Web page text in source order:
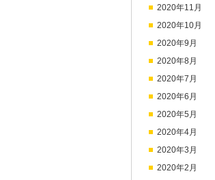
2020年11月
2020年10月
2020年9月
2020年8月
2020年7月
2020年6月
2020年5月
2020年4月
2020年3月
2020年2月